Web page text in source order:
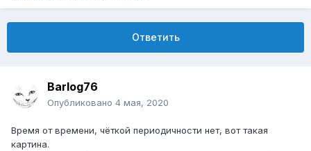
Ответить
Barlog76
Опубликовано 4 мая, 2020
Время от времени, чёткой периодичности нет, вот такая
картина.